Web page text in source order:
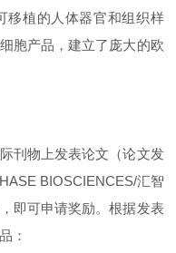
移植的人体器官和组织样
胞产品，建立了庞大的欧
刊物上发表论文（论文发
BIOSCIENCES/汇智
即可申请奖励。根据发表
：